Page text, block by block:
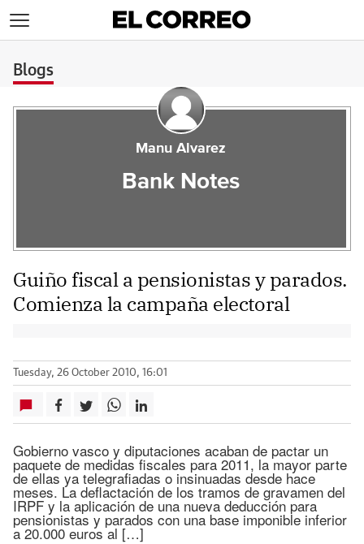
Blogs
Manu Alvarez
Bank Notes
Guiño fiscal a pensionistas y parados.
Comienza la campaña electoral
Tuesday, 26 October 2010, 16:01
Gobierno vasco y diputaciones acaban de pactar un
paquete de medidas fiscales para 2011, la mayor parte
de ellas ya telegrafiadas o insinuadas desde hace
meses. La deflactación de los tramos de gravamen del
IRPF y la aplicación de una nueva deducción para
pensionistas y parados con una base imponible inferior
a 20.000 euros al […]